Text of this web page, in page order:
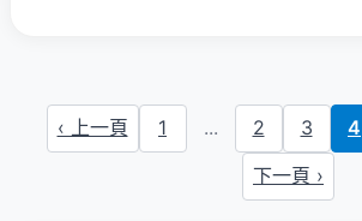
‹ 上一頁 1 ... 2 3 4
下一頁 ›